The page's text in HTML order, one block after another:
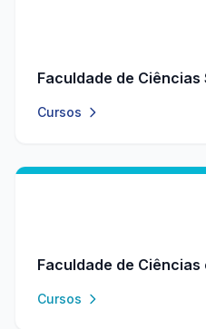
Faculdade de Ciências
Cursos
Faculdade de Ciências
Cursos